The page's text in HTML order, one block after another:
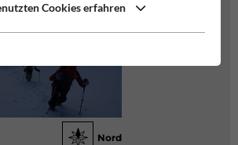
Nord
Cookies erfahren